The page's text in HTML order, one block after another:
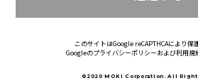
このサイトはGoogle reCAPTHCAにより保
Googleのプライバシーポリシーおよび利用規
©2020 MOKI Corporation. All